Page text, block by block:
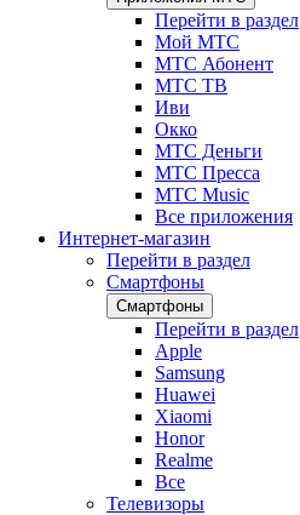
Перейти в раздел
Мой МТС
МТС Абонент
МТС ТВ
Иви
Окко
МТС Деньги
МТС Пресса
МТС Music
Все приложения
Интернет-магазин
Перейти в раздел
Смартфоны
Смартфоны
Перейти в раздел
Apple
Samsung
Huawei
Xiaomi
Honor
Realme
Все
Телевизоры